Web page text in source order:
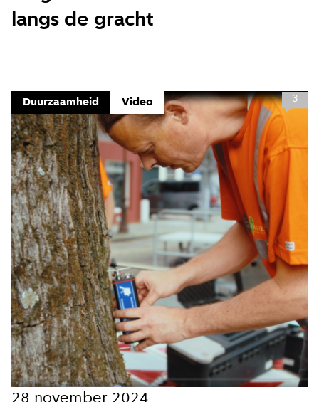
Close
Meld je aan voor onze
update
Blijf moeiteloos op de hoogte van al het
reilen en zeilen rond de bruggen en
kademuren in Amsterdam. Meld je aan voor
langs de gracht
Duurzaamheid Video 3